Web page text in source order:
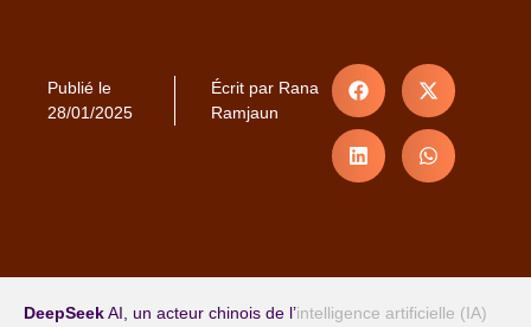
Publié le
28/01/2025
Écrit parRana
Ramjaun
DeepSeekAI, un acteur chinois de l’intelligence artificielle (IA)